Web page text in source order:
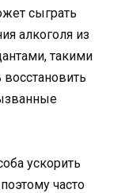
сыграть
алкоголя из
такими
ускорить
часто